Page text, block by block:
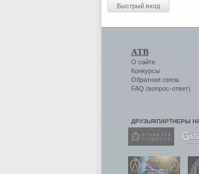
АТВ
О сайте
Конкурсы
Обратная связь
FAQ (вопрос-ответ)
ДРУЗЬЯ/ПАРТНЕРЫ